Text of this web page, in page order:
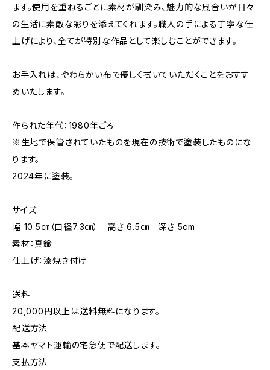
ます。使用を重ねるごとに素材が馴染み、魅力的な風合いが日々
の生活に素敵な彩りを添えてくれます。職人の手による丁寧な仕
上げにより、全てが特別な作品として楽しむことができます。
お手入れは、やわらかい布で優しく拭いていただくことをおすす
めいたします。
作られた年代：1980年ごろ
※生地で保管されていたものを現在の技術で塗装したものにな
ります。
2024年に塗装。
サイズ
幅 10.5㎝（口径7.3㎝） 高さ 6.5㎝ 深さ 5cm
素材：真鍮
仕上げ：漆焼き付け
送料
20,000円以上は送料無料になります。
配送方法
基本ヤマト運輸の宅急便で配送します。
支払方法